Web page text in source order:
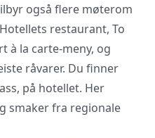
også flere møterom
restaurant, To
à la carte-meny, og
råvarer. Du finner
på hotellet. Her
smaker fra regionale
tilbud, gir
priser og
på ønsket sted,
og følger opp
er kostnadsfri
og det er ingen